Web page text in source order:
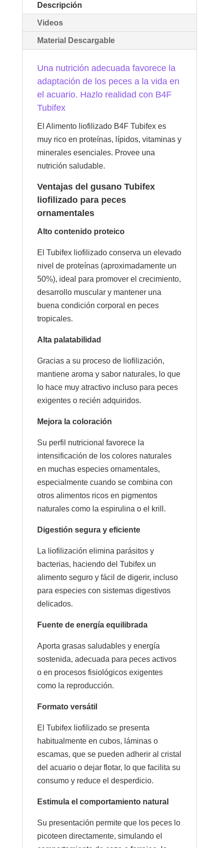
Descripción
Videos
Material Descargable
Una nutrición adecuada favorece la
adaptación de los peces a la vida en
el acuario. Hazlo realidad con B4F
Tubifex
El Alimento liofilizado B4F Tubifex es
muy rico en proteínas, lípidos, vitaminas y
minerales esenciales. Provee una
nutrición saludable.
Ventajas del gusano Tubifex
liofilizado para peces
ornamentales
Alto contenido proteico
El Tubifex liofilizado conserva un elevado
nivel de proteínas (aproximadamente un
50%), ideal para promover el crecimiento,
desarrollo muscular y mantener una
buena condición corporal en peces
tropicales.
Alta palatabilidad
Gracias a su proceso de liofilización,
mantiene aroma y sabor naturales, lo que
lo hace muy atractivo incluso para peces
exigentes o recién adquiridos.
Mejora la coloración
Su perfil nutricional favorece la
intensificación de los colores naturales
en muchas especies ornamentales,
especialmente cuando se combina con
otros alimentos ricos en pigmentos
naturales como la espirulina o el krill.
Digestión segura y eficiente
La liofilización elimina parásitos y
bacterias, haciendo del Tubifex un
alimento seguro y fácil de digerir, incluso
para especies con sistemas digestivos
delicados.
Fuente de energía equilibrada
Aporta grasas saludables y energía
sostenida, adecuada para peces activos
o en procesos fisiológicos exigentes
como la reproducción.
Formato versátil
El Tubifex liofilizado se presenta
habitualmente en cubos, láminas o
escamas, que se pueden adherir al cristal
del acuario o dejar flotar, lo que facilita su
consumo y reduce el desperdicio.
Estimula el comportamiento natural
Su presentación permite que los peces lo
picoteen directamente, simulando el